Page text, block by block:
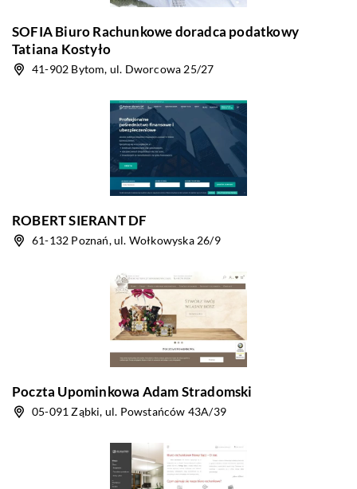
SOFIA Biuro Rachunkowe doradca podatkowy
Tatiana Kostyło
41-902 Bytom, ul. Dworcowa 25/27
ROBERT SIERANT DF
61-132 Poznań, ul. Wołkowyska 26/9
Poczta Upominkowa Adam Stradomski
05-091 Ząbki, ul. Powstańców 43A/39